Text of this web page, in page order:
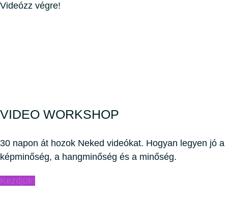
Videózz végre!
VIDEO WORKSHOP
30 napon át hozok Neked videókat. Hogyan legyen jó a
képminőség, a hangminőség és a minőség.
Kezdjük!